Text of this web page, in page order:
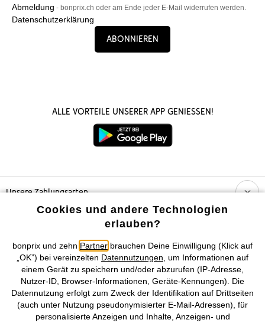
Abmeldung - bonprix.ch oder am Ende jeder E-Mail widerrufen werden.
Datenschutzerklärung
Abonnieren
Alle Vorteile unserer App genießen!
Unsere Zahlungsarten
Unser Angebot
Unser Unternehmen
Topkategorien / Saisonales
Cookies und andere Technologien
erlauben?
bonprix und zehn Partner brauchen Deine Einwilligung (Klick auf
„OK”) bei vereinzelten Datennutzungen , um Informationen auf
einem Gerät zu speichern und/oder abzurufen (IP-Adresse,
Nutzer-ID, Browser-Informationen, Geräte-Kennungen). Die
Datennutzung erfolgt zum Zweck der Identifikation auf Drittseiten
(auch unter Nutzung pseudonymisierter E-Mail-Adressen), für
personalisierte Anzeigen und Inhalte, Anzeigen- und